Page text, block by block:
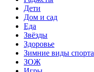
Дети
Дом и сад
Еда
Звёзды
Здоровье
Зимние виды спорта
ЗОЖ